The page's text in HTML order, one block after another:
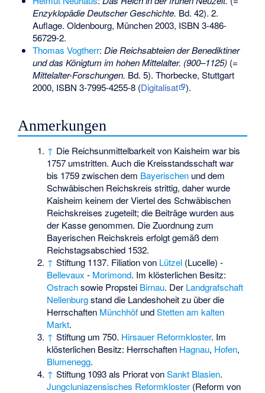
Enzyklopädie Deutscher Geschichte. Bd. 42). 2.
Auflage. Oldenbourg, München 2003, ISBN 3-486-
56729-2.
Thomas Vogtherr: Die Reichsabteien der Benediktiner
und das Königtum im hohen Mittelalter. (900–1125)(=
Mittelalter-Forschungen. Bd. 5). Thorbecke, Stuttgart
2000, ISBN 3-7995-4255-8(Digitalisat ).
Anmerkungen
↑ Die Reichsunmittelbarkeit von Kaisheim war bis
1757 umstritten. Auch die Kreisstandsschaft war
bis 1759 zwischen dem Bayerischen und dem
Schwäbischen Reichskreis strittig, daher wurde
Kaisheim keinem der Viertel des Schwäbischen
Reichskreises zugeteilt; die Beiträge wurden aus
der Kasse genommen. Die Zuordnung zum
Bayerischen Reichskreis erfolgt gemäß dem
Reichstagsabschied 1532.
↑ Stiftung 1137. Filiation von Lützel (Lucelle) -
Bellevaux - Morimond. Im klösterlichen Besitz:
Ostrachsowie Propstei Birnau. Der Landgrafschaft
Nellenburgstand die Landeshoheit zu über die
Herrschaften Münchhöf undStetten am kalten
Markt.
↑ Stiftung um 750. Hirsauer Reformkloster. Im
klösterlichen Besitz: Herrschaften Hagnau, Hofen,
Blumenegg.
↑ Stiftung 1093 als Priorat vonSankt Blasien.
Jungcluniazensisches Reformkloster (Reform von